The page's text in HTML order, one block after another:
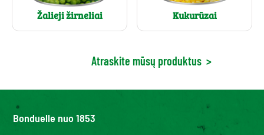
Žalieji žirneliai Kukurūzai
Atraskite mūsų produktus >
Bonduelle nuo 1853